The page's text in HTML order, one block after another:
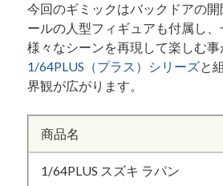
今回のギミックはバックドアの
ールの人型フィギュアも付属し
様々なシーンを再現して楽しむ事
1/64PLUS（プラス）シリーズと
界観が広がります。
商品名
1/64PLUS スズキ ラパン